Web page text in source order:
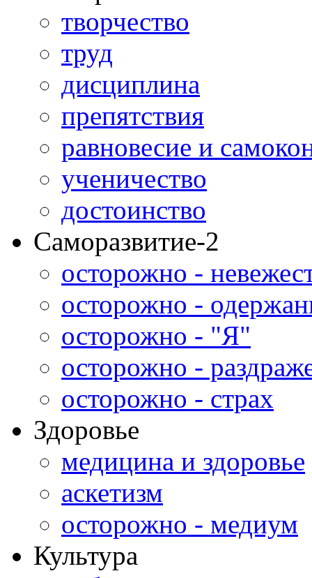
творчество
труд
дисциплина
препятствия
равновесие и
ученичество
достоинство
Саморазвитие-2
осторожно -
осторожно -
осторожно - "Я"
осторожно -
осторожно - страх
Здоровье
медицина и здоровье
аскетизм
осторожно - медиум
Культура